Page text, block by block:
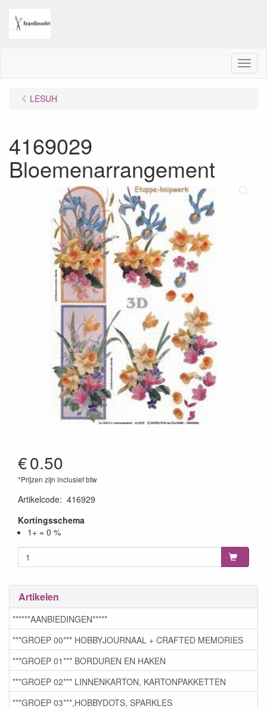
M
e
LESUH
4169029
Bloemenarrangement
€0.50
*Prijzen zijn inclusief btw
Artikelcode: 416929
Kortingsschema
1+ = 0 %
Artikelen
******AANBIEDINGEN*****
***GROEP 00*** HOBBYJOURNAAL + CRAFTED MEMORIES
***GROEP 01*** BORDUREN EN HAKEN
***GROEP 02*** LINNENKARTON, KARTONPAKKETTEN
***GROEP 03***,HOBBYDOTS, SPARKLES